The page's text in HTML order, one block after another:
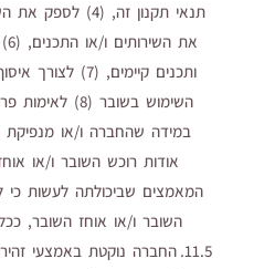
ותכנים קיימים,
השימוש בשובר
במידה שהחברה ו/או
אודות רוכש השובר ו/או
המאמצים שביכולתה לעשות כי
השובר ו/או אוחז השובר, ככל
11.5. החברה נוקטת באמצעי